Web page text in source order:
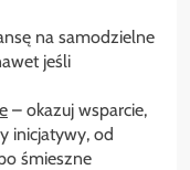
na samodzielne
jeśli
– okazuj wsparcie,
inicjatywy, od
śmieszne